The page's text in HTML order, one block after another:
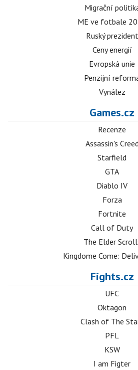
Migrační
ME ve fotbale
Ruský prezident
Ceny energií
Evropská unie
Penzijní
Vynález
Games.cz
Recenze
Assassin's
Starfield
GTA
Diablo IV
Forza
Fortnite
Call of Duty
The Elder
Kingdome Come:
Fights.cz
UFC
Oktagon
Clash of The
PFL
KSW
I am Figter